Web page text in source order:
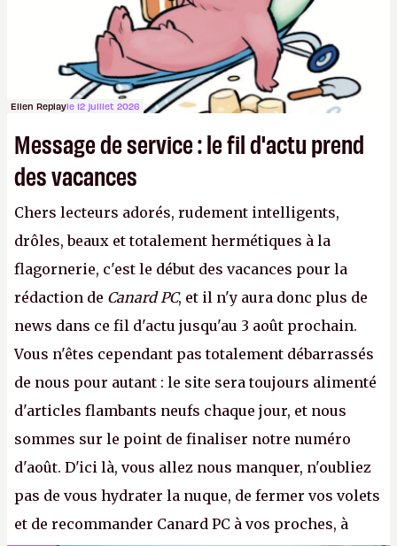
avec du pouvoir d'achat.P.
Ellen Replayle 12 juillet 2026
Message de service : le fil d'actu prend
des vacances
Chers lecteurs adorés, rudement intelligents,
drôles, beaux et totalement hermétiques à la
flagornerie, c'est le début des vacances pour la
rédaction de Canard PC, et il n'y aura donc plus de
news dans ce fil d'actu jusqu'au 3 août prochain.
Vous n'êtes cependant pas totalement débarrassés
de nous pour autant : le site sera toujours alimenté
d'articles flambants neufs chaque jour, et nous
sommes sur le point de finaliser notre numéro
d'août. D'ici là, vous allez nous manquer, n'oubliez
pas de vous hydrater la nuque, de fermer vos volets
et de recommander Canard PC à vos proches, à